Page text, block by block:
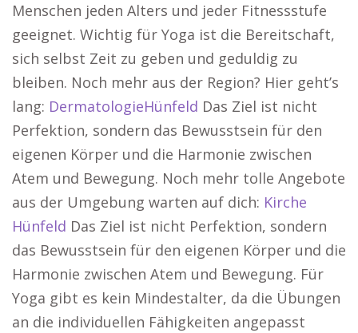
Menschen jeden Alters und jeder Fitnessstufe
geeignet. Wichtig für Yoga ist die Bereitschaft,
sich selbst Zeit zu geben und geduldig zu
bleiben. Noch mehr aus der Region? Hier geht’s
lang: DermatologieHünfeld Das Ziel ist nicht
Perfektion, sondern das Bewusstsein für den
eigenen Körper und die Harmonie zwischen
Atem und Bewegung. Noch mehr tolle Angebote
aus der Umgebung warten auf dich: Kirche
Hünfeld Das Ziel ist nicht Perfektion, sondern
das Bewusstsein für den eigenen Körper und die
Harmonie zwischen Atem und Bewegung. Für
Yoga gibt es kein Mindestalter, da die Übungen
an die individuellen Fähigkeiten angepasst